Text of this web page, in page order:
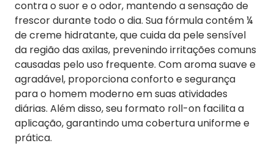
contra o suor e o odor, mantendo a sensação de
frescor durante todo o dia. Sua fórmula contém ¼
de creme hidratante, que cuida da pele sensível
da região das axilas, prevenindo irritações comuns
causadas pelo uso frequente. Com aroma suave e
agradável, proporciona conforto e segurança
para o homem moderno em suas atividades
diárias. Além disso, seu formato roll-on facilita a
aplicação, garantindo uma cobertura uniforme e
prática.